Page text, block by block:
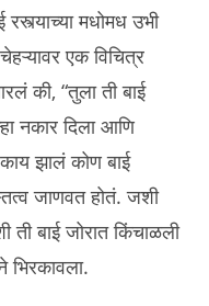
रस्त्याच्या मधोमध उभी
एक विचित्र
की, “तुला ती बाई
नकार दिला आणि
झालं कोण बाई
जाणवत होतं. जशी
ती बाई जोरात किंचाळली
भिरकावला.